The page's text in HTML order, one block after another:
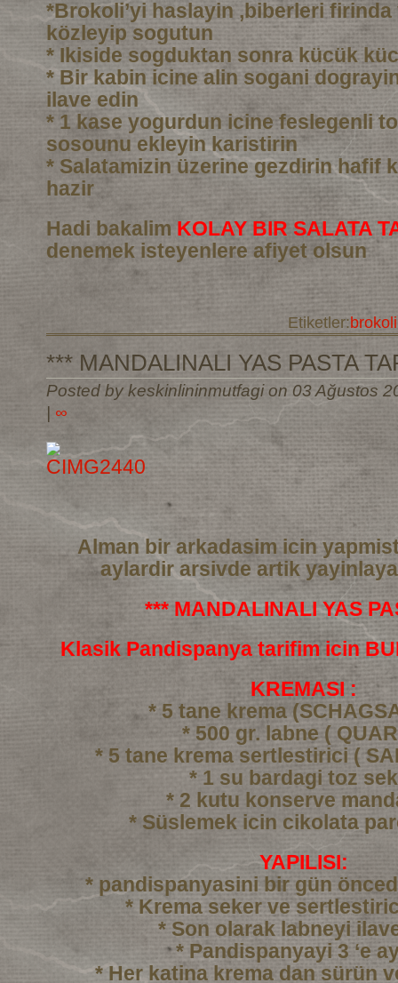
*Brokoli’yi haslayin ,biberleri firinda
közleyip sogutun
* Ikiside sogduktan sonra kücük
* Bir kabin icine alin sogani
ilave edin
* 1 kase yogurdun icine feslegenli
sosounu ekleyin karistirin
* Salatamizin üzerine gezdirin hafif
hazir
Hadi bakalim KOLAY BIR SALATA
denemek isteyenlere afiyet olsun
Etiketler:brokoli
*** MANDALINALI YAS PASTA
Posted by keskinlininmutfagi on 03 Ağustos
∞
Alman bir arkadasim icin
aylardir arsivde artik
*** MANDALINALI YAS
Klasik Pandispanya tarifim icin
KREMASI :
* 5 tane krema
* 500 gr. labne (
* 5 tane krema sertlestirici (
* 1 su bardagi toz
* 2 kutu konserve
* Süslemek icin cikolata
YAPILISI:
* pandispanyasini bir gün
* Krema seker ve
* Son olarak labneyi
* Pandispanyayi 3 ‘e
* Her katina krema dan sürün